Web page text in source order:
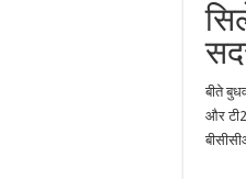
बीते
और